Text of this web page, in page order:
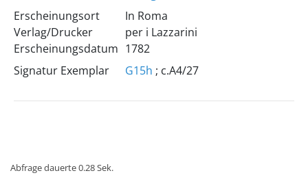
Erscheinungsort
Verlag/Drucker
Erscheinungsdatum
In Roma
per i Lazzarini
1782
Signatur Exemplar
G15h ; c.A4/27
Abfrage dauerte 0.28 Sek.